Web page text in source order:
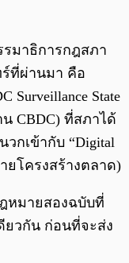
มาธิการกฎสภา
ร์ที่ผ่านมา คือ
Surveillance State
CBDC) ที่สภาได้
กเข้ากับ “Digital
ายโครงสร้างตลาด)
หมายสองฉบับที่
ยวกัน ก่อนที่จะส่ง